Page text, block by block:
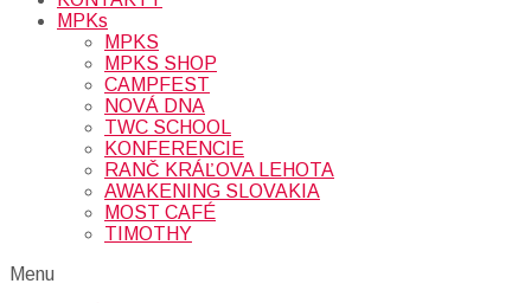
MPKs
MPKS
MPKS SHOP
CAMPFEST
NOVÁ DNA
TWC SCHOOL
KONFERENCIE
RANČ KRÁĽOVA LEHOTA
AWAKENING SLOVAKIA
MOST CAFÉ
TIMOTHY
Menu